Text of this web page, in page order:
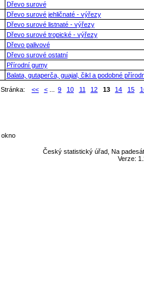
Dřevo surové
Dřevo surové jehličnaté - výřezy
Dřevo surové listnaté - výřezy
Dřevo surové tropické - výřezy
Dřevo palivové
Dřevo surové ostatní
Přírodní gumy
Balata, gutaperča, guajal, čikl a podobné
Stránka:
<< <... 9 10 11 12 13 14 15
Český statistický úřad, Na
Verze: